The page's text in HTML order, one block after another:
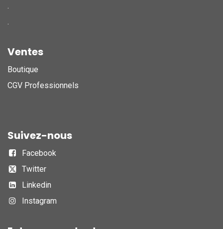
.
.
Ventes
Boutique
CGV Professionnels
Suivez-nous
Facebook
Twitter
Linkedin
Instagram